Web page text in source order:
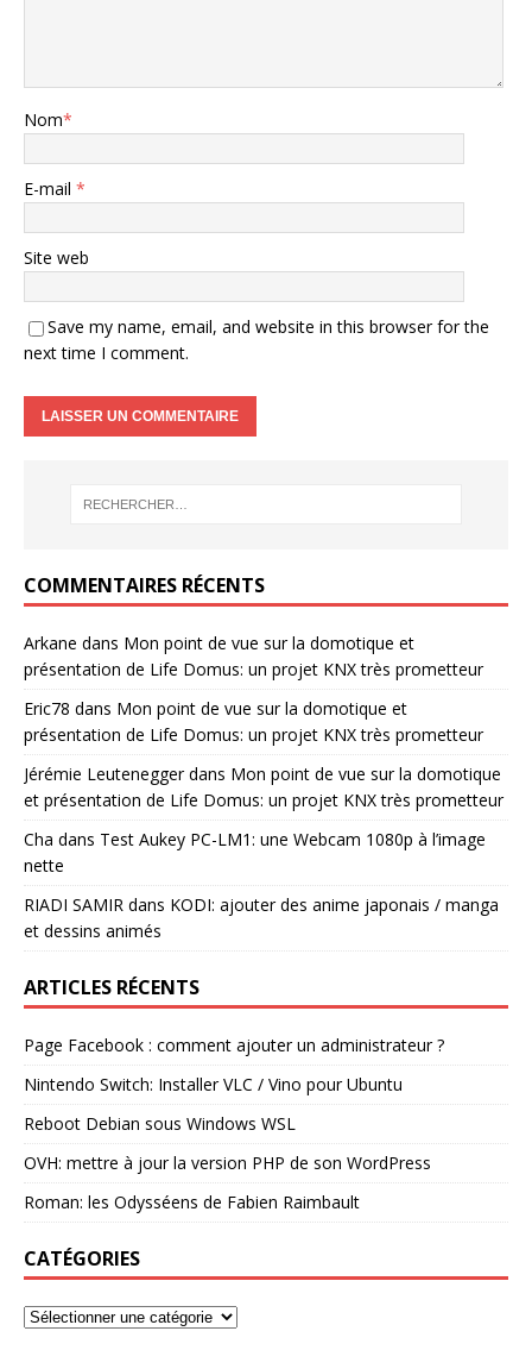
Nom*
E-mail *
Site web
Save my name, email, and website in this browser for the
next time I comment.
COMMENTAIRES RÉCENTS
Arkane dans Mon point de vue sur la domotique et
présentation de Life Domus: un projet KNX très prometteur
Eric78 dans Mon point de vue sur la domotique et
présentation de Life Domus: un projet KNX très prometteur
Jérémie Leuteneggerdans Mon point de vue sur la domotique
et présentation de Life Domus: un projet KNX très prometteur
Cha dans Test Aukey PC-LM1: une Webcam 1080p à l’image
nette
RIADI SAMIR dans KODI: ajouter des anime japonais / manga
et dessins animés
ARTICLES RÉCENTS
Page Facebook : comment ajouter un administrateur ?
Nintendo Switch: Installer VLC / Vino pour Ubuntu
Reboot Debian sous Windows WSL
OVH: mettre à jour la version PHP de son WordPress
Roman: les Odysséens de Fabien Raimbault
CATÉGORIES